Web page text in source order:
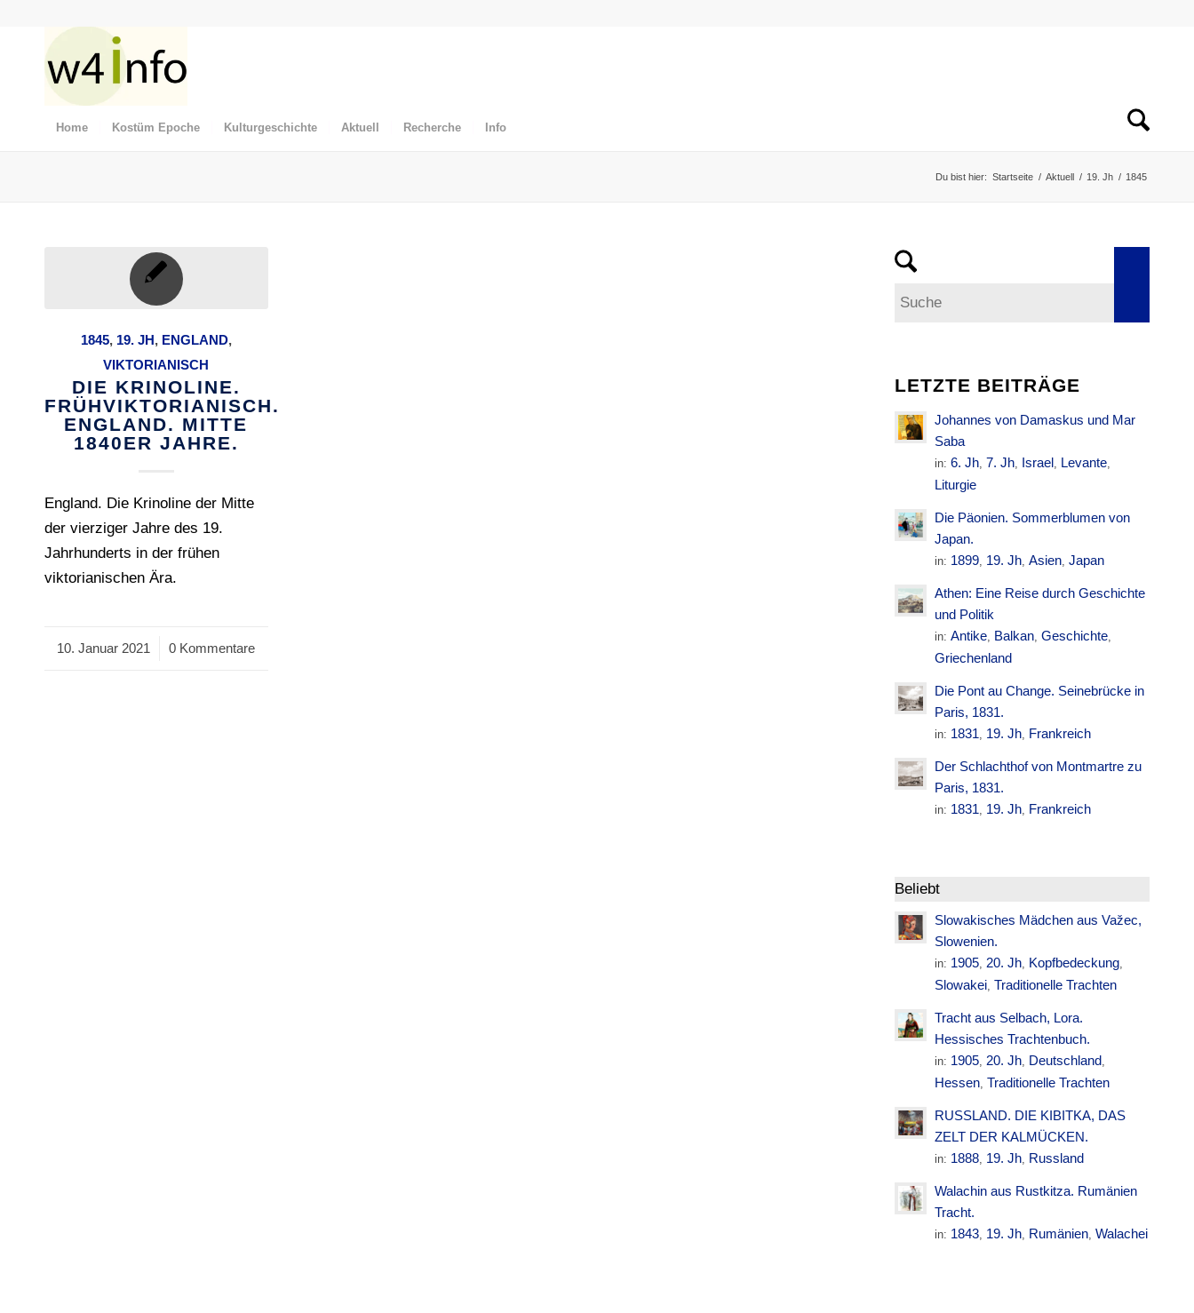
Home Kostüm Epoche Kulturgeschichte Aktuell Recherche Info
Du bist hier: Startseite / Aktuell / 19. Jh / 1845
1845, 19. JH, ENGLAND,
VIKTORIANISCH
DIE KRINOLINE.
FRÜHVIKTORIANISCH.
ENGLAND. MITTE
1840ER JAHRE.
England. Die Krinoline der Mitte
der vierziger Jahre des 19.
Jahrhunderts in der frühen
viktorianischen Ära.
10. Januar 2021
/ 0 Kommentare
LETZTE BEITRÄGE
Johannes von Damaskus und Mar
Saba
in:6. Jh, 7. Jh, Israel, Levante,
Liturgie
Die Päonien. Sommerblumen von
Japan.
in: 1899, 19. Jh,Asien,Japan
Athen: Eine Reise durch Geschichte
und Politik
in:Antike, Balkan,Geschichte,
Griechenland
Die Pont au Change. Seinebrücke in
Paris, 1831.
in: 1831, 19. Jh, Frankreich
Der Schlachthof von Montmartre zu
Paris, 1831.
in: 1831, 19. Jh, Frankreich
Beliebt
Slowakisches Mädchen aus Važec,
Slowenien.
in: 1905,20. Jh, Kopfbedeckung,
Slowakei, Traditionelle Trachten
Tracht aus Selbach, Lora.
Hessisches Trachtenbuch.
in: 1905,20. Jh, Deutschland,
Hessen, Traditionelle Trachten
RUSSLAND. DIE KIBITKA, DAS
ZELT DER KALMÜCKEN.
in: 1888, 19. Jh, Russland
Walachin aus Rustkitza. Rumänien
Tracht.
in: 1843, 19. Jh, Rumänien,Walachei